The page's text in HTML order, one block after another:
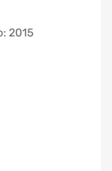
2015